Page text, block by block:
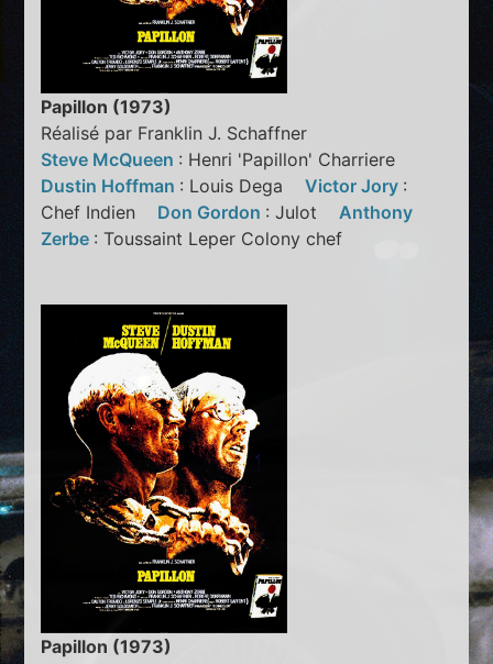
Papillon (1973)
Réalisé par Franklin J. Schaffner
Steve McQueen : Henri 'Papillon' Charriere
Dustin Hoffman : Louis DegaVictor Jory :
Chef Indien Don Gordon : JulotAnthony
Zerbe : Toussaint Leper Colony chef
Papillon (1973)